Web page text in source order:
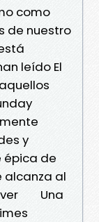
como
de nuestro
leído El
y
épica de
alcanza al
Una